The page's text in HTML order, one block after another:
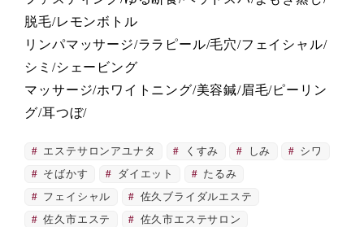
脱毛/レモンボトル
リンパマッサージ/ララピール/毛穴/フェイシャル/
シミ/シェービング
マッサージ/ホワイトニング/美容鍼/眉毛/ピーリン
グ/耳つぼ/
エステサロンアユナタ くすみ しみ
シワ
そばかす
ダイエット
たるみ
フェイシャル
佐久ブライダルエステ
佐久市エステ
佐久市エステサロン